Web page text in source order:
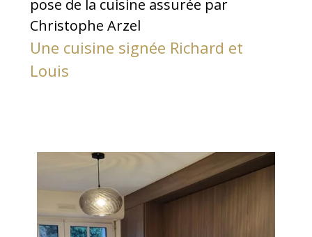
pose de la cuisine assurée par
Christophe Arzel
Une cuisine signée Richard et
Louis